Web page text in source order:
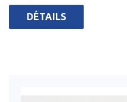
DÉTAILS